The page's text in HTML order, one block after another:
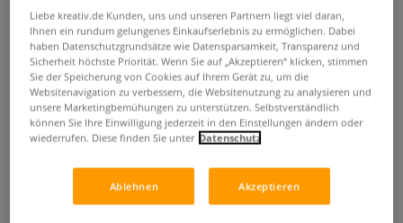
Speckstein Hellrosa
0 Bewertungen
Hochwertiger, leicht bearbeitbarer Speckstein (Härte 1-1,5)
mit hellrosafarbener Marmorierung für kreative Projekte.
Liebe kreativ.de Kunden, uns und unseren Partnern liegt viel daran,
Ihnen ein rundum gelungenes Einkaufserlebnis zu ermöglichen. Dabei
haben Datenschutzgrundsätze wie Datensparsamkeit, Transparenz und
Sicherheit höchste Priorität. Wenn Sie auf „Akzeptieren“ klicken, stimmen
Sie der Speicherung von Cookies auf Ihrem Gerät zu, um die
Websitenavigation zu verbessern, die Websitenutzung zu analysieren und
unsere Marketingbemühungen zu unterstützen. Selbstverständlich
können Sie Ihre Einwilligung jederzeit in den Einstellungen ändern oder
wiederrufen. Diese finden Sie unter Datenschutz
Ablehnen Akzeptieren